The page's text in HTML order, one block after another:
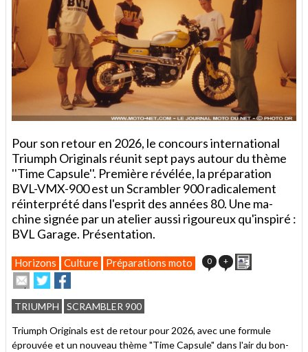
Pour son retour en 2026, le concours international
Triumph Originals réunit sept pays autour du thème
''Time Capsule''. Première révélée, la préparation
BVL-VMX-900 est un Scrambler 900 radicalement
réinterprété dans l'esprit des années 80. Une ma-
chine signée par un atelier aussi rigoureux qu'inspiré :
BVL Garage. Présentation.
Horizons Culture Préparations moto 0 +
Envoyer
cet
article
à
un
ami
Partager
sur
Twitter
sur
Facebook
TRIUMPH SCRAMBLER 900
Triumph Originals est de retour pour 2026, avec une formule
éprouvée et un nouveau thème "Time Capsule" dans l'air du bon-